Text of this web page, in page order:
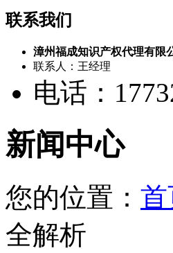
联系我们
漳州福成知识产权代理有限
联系人：王经理
电话：
新闻中心
您的位置：
全解析